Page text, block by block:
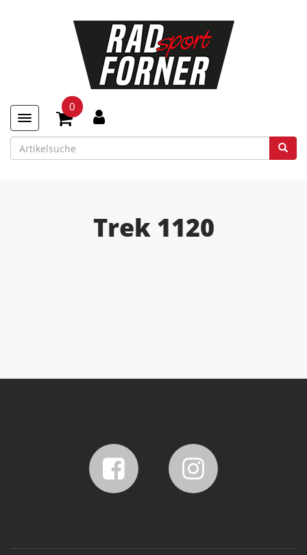
Toggle navigation
0
Trek 1120